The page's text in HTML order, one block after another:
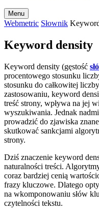
Menu
Webmetric Słownik
Keyword density
Keyword density (gęstość
procentowego stosunku
stosunku do całkowitej
zastosowaniu, keyword
treść strony, wpływa na jej
wyszukiwania. Jednak
prowadzić do zjawiska
skutkować sankcjami
strony.
Dziś znaczenie keyword
naturalności treści.
coraz bardziej cenią
frazy kluczowe. Dlatego
na wkomponowaniu słów
czytelności tekstu.